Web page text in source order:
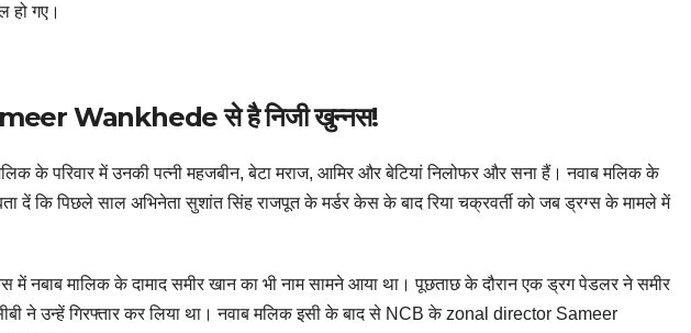
हो गए।
Wankhede से है निजी खुन्नस!
के परिवार में उनकी पत्नी महजबीन, बेटा मराज, आमिर और बेटियां निलोफर और सना हैं। नवाब मलिक के
दें कि पिछले साल अभिनेता सुशांत सिंह राजपूत के मर्डर केस के बाद रिया चक्रवर्ती को जब ड्रग्स के मामले में
में नबाब मालिक के दामाद समीर खान का भी नाम सामने आया था। पूछताछ के दौरान एक ड्रग पेडलर ने समीर
ने उन्हें गिरफ्तार कर लिया था। नवाब मलिक इसी के बाद से NCB के zonal director Sameer